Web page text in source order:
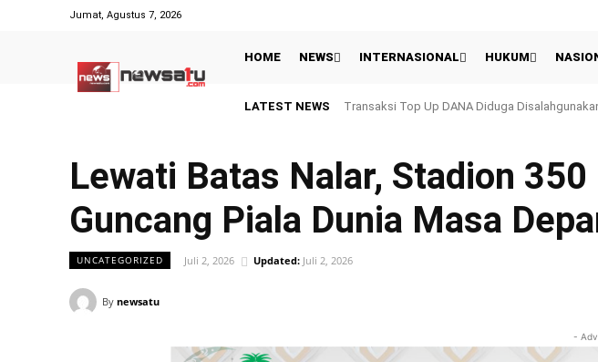
Jumat, Agustus 7, 2026
HOME NEWS INTERNASIONAL HUKUM
LATEST NEWS Gagal Juara Piala Presiden, Pelatih & Kapten
Lewati Batas Nalar, Stadion
Guncang Piala Dunia Masa
UNCATEGORIZED Juli 2, 2026 Updated: Juli 2, 2026
By newsatu
-